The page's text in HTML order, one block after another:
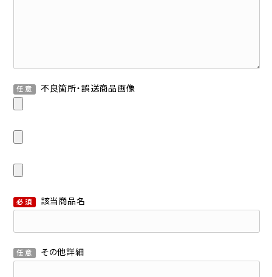
任意 不良箇所・誤送商品画像
必須 該当商品名
任意 その他詳細